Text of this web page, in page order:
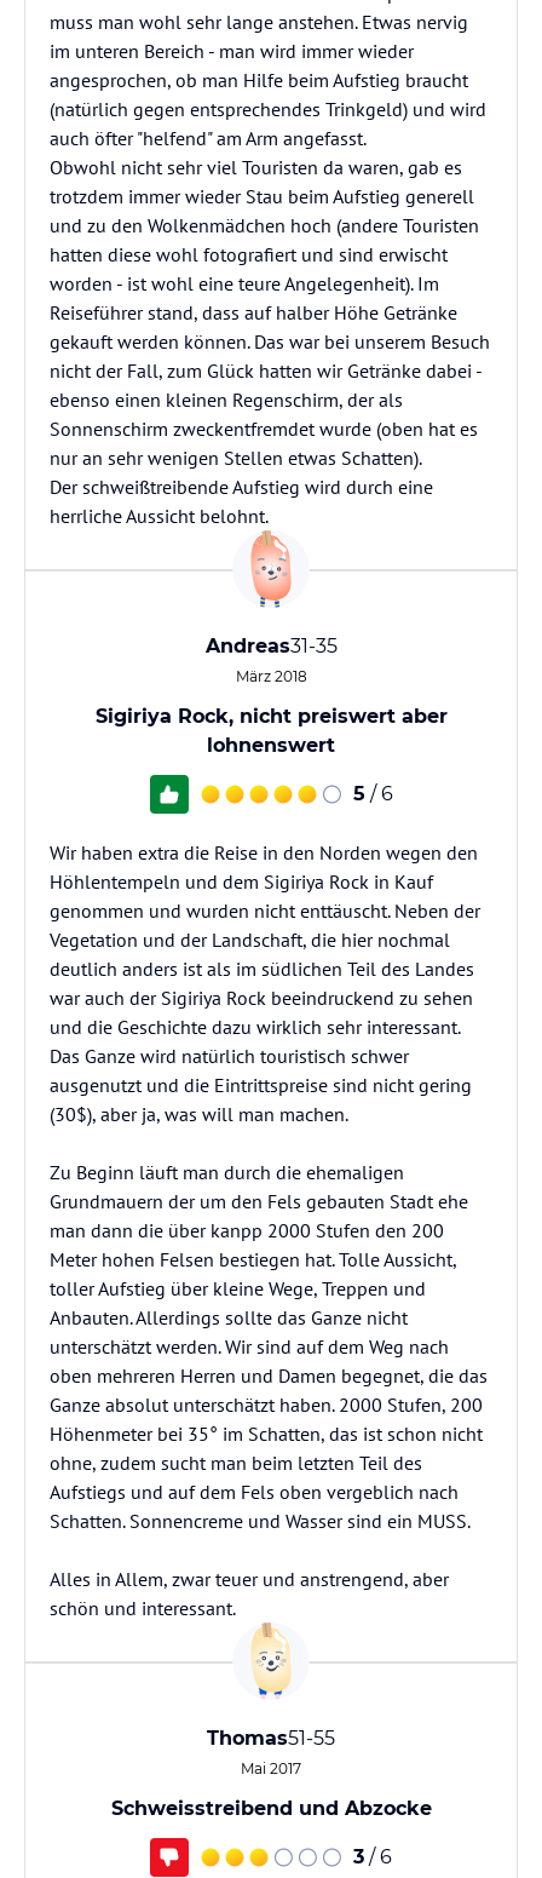
muss man wohl sehr lange anstehen. Etwas nervig
im unteren Bereich - man wird immer wieder
angesprochen, ob man Hilfe beim Aufstieg braucht
(natürlich gegen entsprechendes Trinkgeld) und wird
auch öfter "helfend" am Arm angefasst.
Obwohl nicht sehr viel Touristen da waren, gab es
trotzdem immer wieder Stau beim Aufstieg generell
und zu den Wolkenmädchen hoch (andere Touristen
hatten diese wohl fotografiert und sind erwischt
worden - ist wohl eine teure Angelegenheit). Im
Reiseführer stand, dass auf halber Höhe Getränke
gekauft werden können. Das war bei unserem Besuch
nicht der Fall, zum Glück hatten wir Getränke dabei -
ebenso einen kleinen Regenschirm, der als
Sonnenschirm zweckentfremdet wurde (oben hat es
nur an sehr wenigen Stellen etwas Schatten).
Der schweißtreibende Aufstieg wird durch eine
herrliche Aussicht belohnt.
Andreas31-35
März 2018
Sigiriya Rock, nicht preiswert aber
lohnenswert
5 / 6
Wir haben extra die Reise in den Norden wegen den
Höhlentempeln und dem Sigiriya Rock in Kauf
genommen und wurden nicht enttäuscht. Neben der
Vegetation und der Landschaft, die hier nochmal
deutlich anders ist als im südlichen Teil des Landes
war auch der Sigiriya Rock beeindruckend zu sehen
und die Geschichte dazu wirklich sehr interessant.
Das Ganze wird natürlich touristisch schwer
ausgenutzt und die Eintrittspreise sind nicht gering
(30$), aber ja, was will man machen.
Zu Beginn läuft man durch die ehemaligen
Grundmauern der um den Fels gebauten Stadt ehe
man dann die über kanpp 2000 Stufen den 200
Meter hohen Felsen bestiegen hat. Tolle Aussicht,
toller Aufstieg über kleine Wege, Treppen und
Anbauten. Allerdings sollte das Ganze nicht
unterschätzt werden. Wir sind auf dem Weg nach
oben mehreren Herren und Damen begegnet, die das
Ganze absolut unterschätzt haben. 2000 Stufen, 200
Höhenmeter bei 35° im Schatten, das ist schon nicht
ohne, zudem sucht man beim letzten Teil des
Aufstiegs und auf dem Fels oben vergeblich nach
Schatten. Sonnencreme und Wasser sind ein MUSS.
Alles in Allem, zwar teuer und anstrengend, aber
schön und interessant.
Thomas51-55
Mai 2017
Schweisstreibend und Abzocke
3 / 6